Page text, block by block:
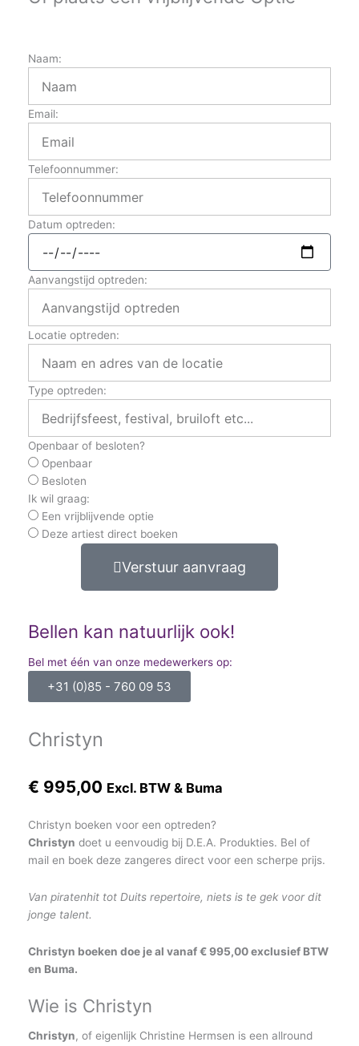
Christyn
€ 995,00 Excl. BTW & Buma
Christyn boeken voor een optreden?
Christyn doet u eenvoudig bij D.E.A. Produkties. Bel of
mail en boek deze zangeres direct voor een scherpe prijs.
Van piratenhit tot Duits repertoire, niets is te gek voor dit
jonge talent.
Christyn boeken doe je al vanaf € 995,00 exclusief BTW
en Buma.
Wie is Christyn
Christyn, of eigenlijk Christine Hermsen is een allround
Naam:
Email:
Telefoonnummer:
Datum optreden:
Aanvangstijd optreden:
Locatie optreden:
Type optreden:
Openbaar of besloten?
Openbaar
Besloten
Ik wil graag:
Een vrijblijvende optie
Deze artiest direct boeken
Verstuur aanvraag
Bellen kan natuurlijk ook!
Bel met één van onze medewerkers op:
+31 (0)85 - 760 09 53